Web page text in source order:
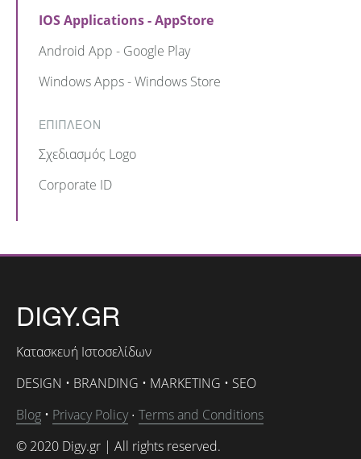
IOS Applications - AppStore
Android App - Google Play
Windows Apps - Windows Store
ΕΠΙΠΛΕΟΝ
Σχεδιασμός Logo
Corporate ID
DIGY.GR
Κατασκευή Ιστοσελίδων
DESIGN • BRANDING • MARKETING • SEO
Blog • Privacy Policy • Terms and Conditions
© 2020 Digy.gr | All rights reserved.